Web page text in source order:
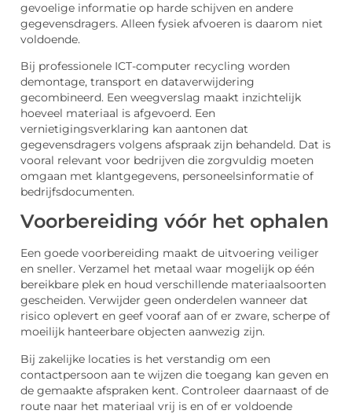
gevoelige informatie op harde schijven en andere
gegevensdragers. Alleen fysiek afvoeren is daarom niet
voldoende.
Bij professionele ICT-computer recycling worden
demontage, transport en dataverwijdering
gecombineerd. Een weegverslag maakt inzichtelijk
hoeveel materiaal is afgevoerd. Een
vernietigingsverklaring kan aantonen dat
gegevensdragers volgens afspraak zijn behandeld. Dat is
vooral relevant voor bedrijven die zorgvuldig moeten
omgaan met klantgegevens, personeelsinformatie of
bedrijfsdocumenten.
Voorbereiding vóór het ophalen
Een goede voorbereiding maakt de uitvoering veiliger
en sneller. Verzamel het metaal waar mogelijk op één
bereikbare plek en houd verschillende materiaalsoorten
gescheiden. Verwijder geen onderdelen wanneer dat
risico oplevert en geef vooraf aan of er zware, scherpe of
moeilijk hanteerbare objecten aanwezig zijn.
Bij zakelijke locaties is het verstandig om een
contactpersoon aan te wijzen die toegang kan geven en
de gemaakte afspraken kent. Controleer daarnaast of de
route naar het materiaal vrij is en of er voldoende